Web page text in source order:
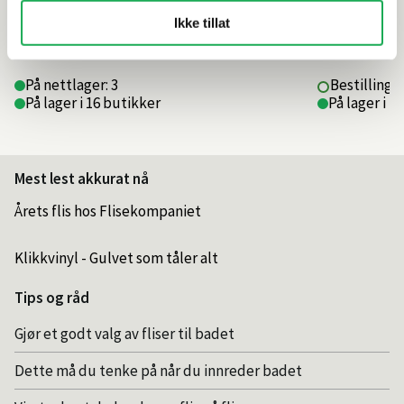
Ikke tillat
På nettlager: 3
På lager i 16 butikker
På lager i
Mest lest akkurat nå
Årets flis hos Flisekompaniet
Klikkvinyl - Gulvet som tåler alt
Tips og råd
Gjør et godt valg av fliser til badet
Dette må du tenke på når du innreder badet